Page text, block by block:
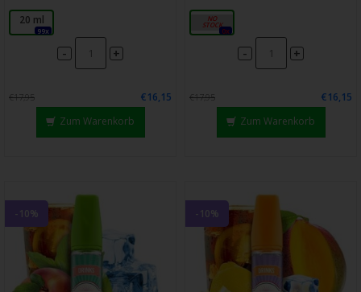
20 ml
99x
- +
€17,95
€16,15
Zum Warenkorb
20 ml
0x
- +
€17,95
€16,15
Zum Warenkorb
-10% -10%